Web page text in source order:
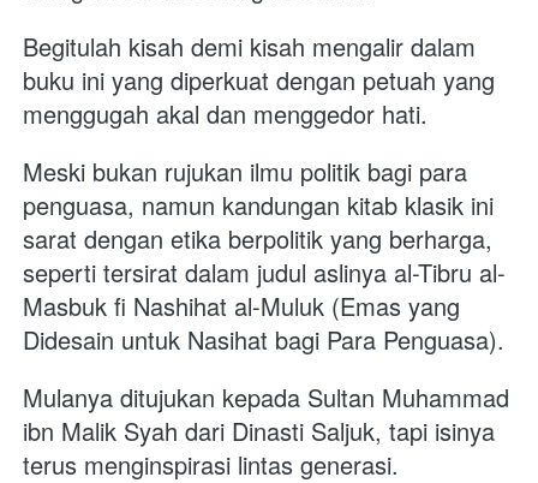
Begitulah kisah demi kisah mengalir dalam
buku ini yang diperkuat dengan petuah yang
menggugah akal dan menggedor hati.
Meski bukan rujukan ilmu politik bagi para
penguasa, namun kandungan kitab klasik ini
sarat dengan etika berpolitik yang berharga,
seperti tersirat dalam judul aslinya al-Tibru al-
Masbuk fi Nashihat al-Muluk (Emas yang
Didesain untuk Nasihat bagi Para Penguasa).
Mulanya ditujukan kepada Sultan Muhammad
ibn Malik Syah dari Dinasti Saljuk, tapi isinya
terus menginspirasi lintas generasi.